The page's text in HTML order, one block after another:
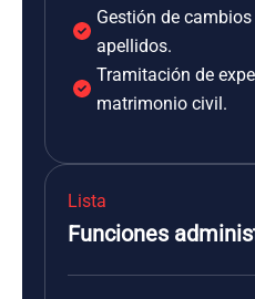
Gestión de
apellidos.
Tramitación de
matrimonio civil.
Lista
Funciones